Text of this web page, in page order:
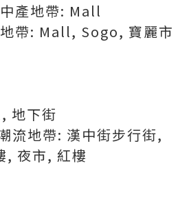
產地帶: Mall
帶: Mall, Sogo, 寶麗市
地下街
流地帶: 漢中街步行街,
, 夜市, 紅樓